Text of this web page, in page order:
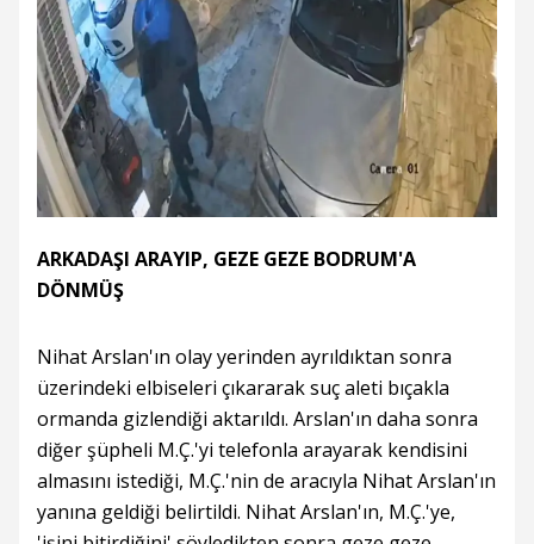
ARKADAŞI ARAYIP, GEZE GEZE BODRUM'A
DÖNMÜŞ
Nihat Arslan'ın olay yerinden ayrıldıktan sonra
üzerindeki elbiseleri çıkararak suç aleti bıçakla
ormanda gizlendiği aktarıldı. Arslan'ın daha sonra
diğer şüpheli M.Ç.'yi telefonla arayarak kendisini
almasını istediği, M.Ç.'nin de aracıyla Nihat Arslan'ın
yanına geldiği belirtildi. Nihat Arslan'ın, M.Ç.'ye,